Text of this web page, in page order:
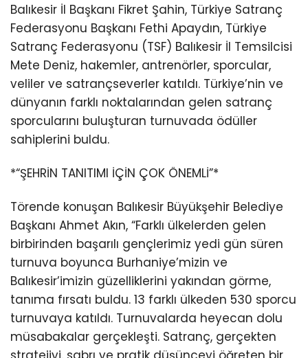
Balıkesir İl Başkanı Fikret Şahin, Türkiye Satranç
Federasyonu Başkanı Fethi Apaydın, Türkiye
Satranç Federasyonu (TSF) Balıkesir İl Temsilcisi
Mete Deniz, hakemler, antrenörler, sporcular,
veliler ve satrançseverler katıldı. Türkiye’nin ve
dünyanın farklı noktalarından gelen satranç
sporcularını buluşturan turnuvada ödüller
sahiplerini buldu.
*“ŞEHRİN TANITIMI İÇİN ÇOK ÖNEMLİ”*
Törende konuşan Balıkesir Büyükşehir Belediye
Başkanı Ahmet Akın, “Farklı ülkelerden gelen
birbirinden başarılı gençlerimiz yedi gün süren
turnuva boyunca Burhaniye’mizin ve
Balıkesir’imizin güzelliklerini yakından görme,
tanıma fırsatı buldu. 13 farklı ülkeden 530 sporcu
turnuvaya katıldı. Turnuvalarda heyecan dolu
müsabakalar gerçekleşti. Satranç, gerçekten